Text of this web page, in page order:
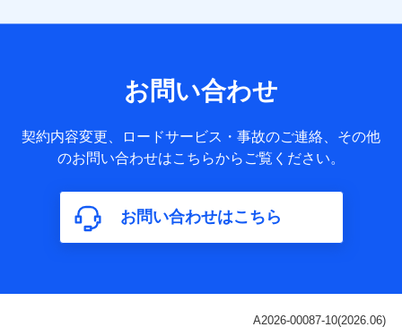
サービス提供等を通じて取得した、以下の情報などの個人デ
基本情報
氏名、電話番号、メールアドレス、お客さまの識別子、
属性、連絡先、dポイントサービスのご利用に関する情
構成、住所、dポイント残高、dポイント利用履歴などが
含まれます。
利用情報
ご契約状態・ご利用履歴インターネット利用時の行動に
お問い合わせ
契約内容変更、ロードサービス・事故のご連絡、その他
のお問い合わせはこちらからご覧ください。
お問い合わせはこちら